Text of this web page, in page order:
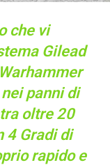
che vi
Gilead
panni di
oltre 20
4 Gradi di
rapido e